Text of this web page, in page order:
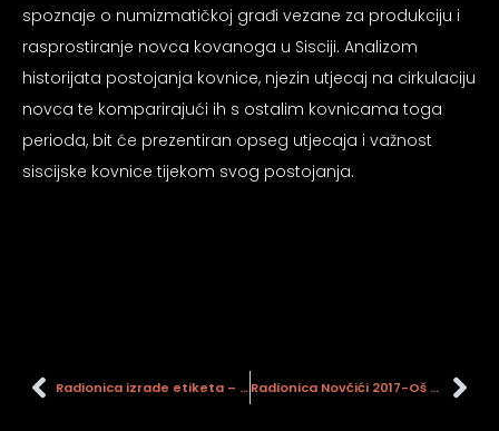
spoznaje o numizmatičkoj građi vezane za produkciju i
rasprostiranje novca kovanoga u Sisciji. Analizom
historijata postojanja kovnice, njezin utjecaj na cirkulaciju
novca te komparirajući ih s ostalim kovnicama toga
perioda, bit će prezentiran opseg utjecaja i važnost
siscijske kovnice tijekom svog postojanja.
Radionica izrade etiketa – OŠ Budaševo Radionica Novčići 2017-Oš Budaševo-Topolovac-Gušće